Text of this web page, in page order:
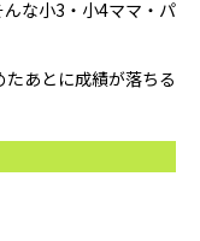
な小3・小4ママ・パ
たあとに成績が落ちる